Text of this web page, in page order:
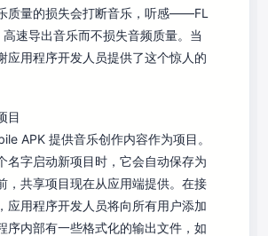
质量的损失会打断音乐，听感——FL
速导出音乐而不损失音频质量。当
应用程序开发人员提供了这个惊人的
目
APK 提供音乐创作内容作为项目。
名字启动新项目时，它会自动保存为
，共享项目现在从应用端提供。在接
应用程序开发人员将向所有用户添加
序内部有一些格式化的输出文件，如